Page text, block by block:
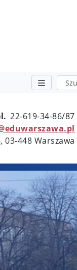
22-619-34-86/87
03-448 Warszawa